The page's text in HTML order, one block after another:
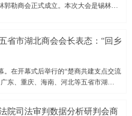
，通过实地察看、座谈交流，深入了解
神，在各自赛道上书写着开拓奋进的精
量发展做出新贡献。绥化鼎汇生物科技
饲料、浓缩饲料覆盖猪、禽等品类，销
在与企业负责人交流中，他们感到，当
郭勒商会正式成立。本次大会是锡林郭
林郭勒商会成立大会的批复》，随后审
郭勒商会成立筹备工作报告》《第一届
会议还审议通过了总监票人、监票人名
会、负责人及监事会候选人名单。经过
省市湖北商会会长表态：“回乡
。在开幕式后举行的“楚商共建支点交流
东、重庆、海南、河北等五省市湖北商
院司法审判数据分析研判会商